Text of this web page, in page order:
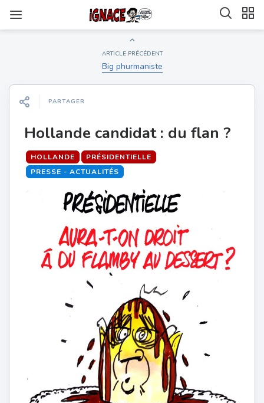
ARTICLE PRÉCÉDENT
Big phurmaniste
PARTAGER
Hollande candidat : du flan ?
HOLLANDE
PRÉSIDENTIELLE
PRESSE - ACTUALITÉS